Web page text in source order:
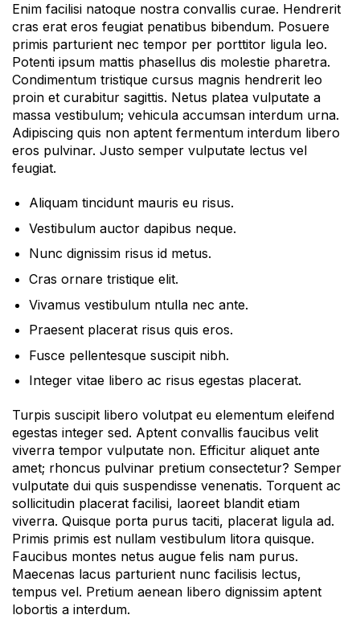
Enim facilisi natoque nostra convallis curae. Hendrerit
cras erat eros feugiat penatibus bibendum. Posuere
primis parturient nec tempor per porttitor ligula leo.
Potenti ipsum mattis phasellus dis molestie pharetra.
Condimentum tristique cursus magnis hendrerit leo
proin et curabitur sagittis. Netus platea vulputate a
massa vestibulum; vehicula accumsan interdum urna.
Adipiscing quis non aptent fermentum interdum libero
eros pulvinar. Justo semper vulputate lectus vel
feugiat.
Aliquam tincidunt mauris eu risus.
Vestibulum auctor dapibus neque.
Nunc dignissim risus id metus.
Cras ornare tristique elit.
Vivamus vestibulum ntulla nec ante.
Praesent placerat risus quis eros.
Fusce pellentesque suscipit nibh.
Integer vitae libero ac risus egestas placerat.
Turpis suscipit libero volutpat eu elementum eleifend
egestas integer sed. Aptent convallis faucibus velit
viverra tempor vulputate non. Efficitur aliquet ante
amet; rhoncus pulvinar pretium consectetur? Semper
vulputate dui quis suspendisse venenatis. Torquent ac
sollicitudin placerat facilisi, laoreet blandit etiam
viverra. Quisque porta purus taciti, placerat ligula ad.
Primis primis est nullam vestibulum litora quisque.
Faucibus montes netus augue felis nam purus.
Maecenas lacus parturient nunc facilisis lectus,
tempus vel. Pretium aenean libero dignissim aptent
lobortis a interdum.